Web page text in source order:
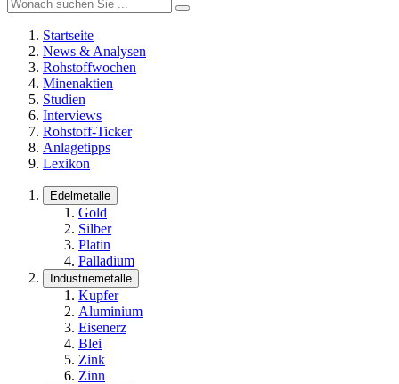
Startseite
News & Analysen
Rohstoffwochen
Minenaktien
Studien
Interviews
Rohstoff-Ticker
Anlagetipps
Lexikon
Edelmetalle
Gold
Silber
Platin
Palladium
Industriemetalle
Kupfer
Aluminium
Eisenerz
Blei
Zink
Zinn